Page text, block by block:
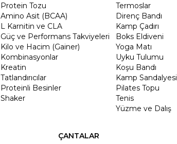
Protein Tozu
Amino Asit (BCAA)
L Karnitin ve CLA
Güç ve Performans Takviyeleri
Kilo ve Hacim (Gainer)
Kombinasyonlar
Kreatin
Tatlandırıcılar
Proteinli Besinler
Shaker
Termoslar
Direnç Bandı
Kamp Çadırı
Boks Eldiveni
Yoga Matı
Uyku Tulumu
Koşu Bandı
Kamp Sandalyesi
Pilates Topu
Tenis
Yüzme ve Dalış
ÇANTALAR